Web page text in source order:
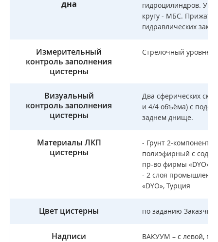
дна
гидроцилиндров.
кругу - МБС.
гидравлических
Измерительный
контроль заполнения
цистерны
Стрелочный
Визуальный
контроль заполнения
цистерны
Два сферических
и 4/4 объёма) с
заднем днище.
Материалы ЛКП
цистерны
- Грунт 2-
полиэфирный с
пр-во фирмы «DYO»,
- 2 слоя
«DYO», Турция
Цвет цистерны по заданию Заказчика
Надписи
ВАКУУМ – с левой,